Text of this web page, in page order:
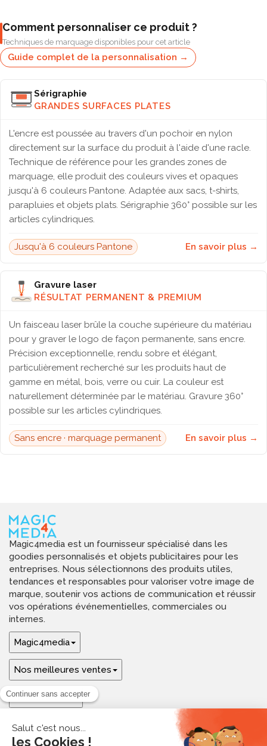
Comment personnaliser ce produit ?
Techniques de marquage disponibles pour cet article
Guide complet de la personnalisation →
Sérigraphie
GRANDES SURFACES PLATES
L'encre est poussée au travers d'un pochoir en nylon
directement sur la surface du produit à l'aide d'une racle.
Technique de référence pour les grandes zones de
marquage, elle produit des couleurs vives et opaques
jusqu'à 6 couleurs Pantone. Adaptée aux sacs, t-shirts,
parapluies et objets plats. Sérigraphie 360° possible sur les
articles cylindriques.
Jusqu'à 6 couleurs Pantone En savoir plus →
Gravure laser
RÉSULTAT PERMANENT & PREMIUM
Un faisceau laser brûle la couche supérieure du matériau
pour y graver le logo de façon permanente, sans encre.
Précision exceptionnelle, rendu sobre et élégant,
particulièrement recherché sur les produits haut de
gamme en métal, bois, verre ou cuir. La couleur est
naturellement déterminée par le matériau. Gravure 360°
possible sur les articles cylindriques.
Sans encre · marquage permanent En savoir plus →
Magic4media est un fournisseur spécialisé dans les
goodies personnalisés et objets publicitaires pour les
entreprises. Nous sélectionnons des produits utiles,
tendances et responsables pour valoriser votre image de
marque, soutenir vos actions de communication et réussir
vos opérations événementielles, commerciales ou
internes.
Magic4media
Nos meilleures ventes
Guides & aide
Ressources & inspirations